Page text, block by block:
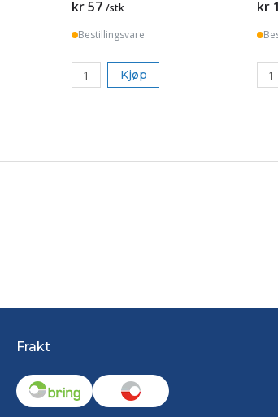
kr 57 /stk
Bestillingsvare
Kjøp
kr
Frakt